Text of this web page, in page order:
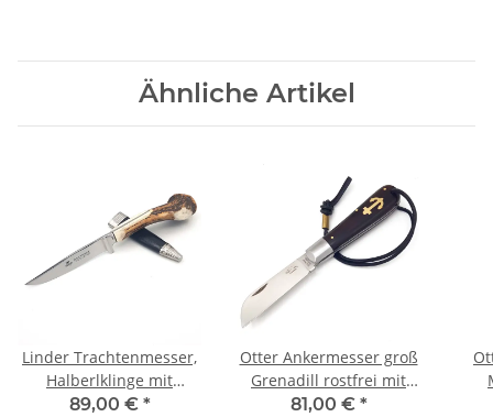
Ähnliche Artikel
Linder Trachtenmesser,
Halberlklinge mit
Hirschkrone, rostfrei
89,00 € *
Otter Ankermesser groß
Grenadill rostfrei mit
Lederband
81,00 € *